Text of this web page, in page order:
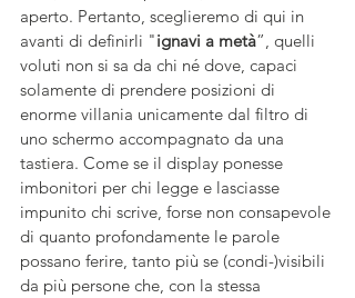
aperto. Pertanto, sceglieremo di qui in
avanti di definirli "ignavi a metà”, quelli
voluti non si sa da chi né dove, capaci
solamente di prendere posizioni di
enorme villania unicamente dal filtro di
uno schermo accompagnato da una
tastiera. Come se il display ponesse
imbonitori per chi legge e lasciasse
impunito chi scrive, forse non consapevole
di quanto profondamente le parole
possano ferire, tanto più se (condi-)visibili
da più persone che, con la stessa